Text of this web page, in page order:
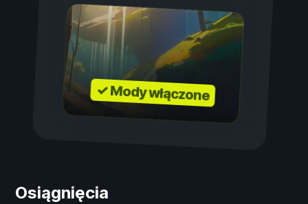
✓ Mody włączone
Osiągnięcia